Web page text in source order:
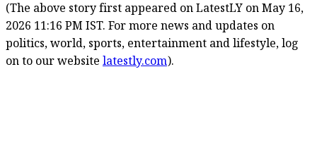
(The above story first appeared on LatestLY on May 16,
2026 11:16 PM IST. For more news and updates on
politics, world, sports, entertainment and lifestyle, log
on to our website latestly.com).